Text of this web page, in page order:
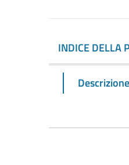
INDICE DELLA
Descrizione